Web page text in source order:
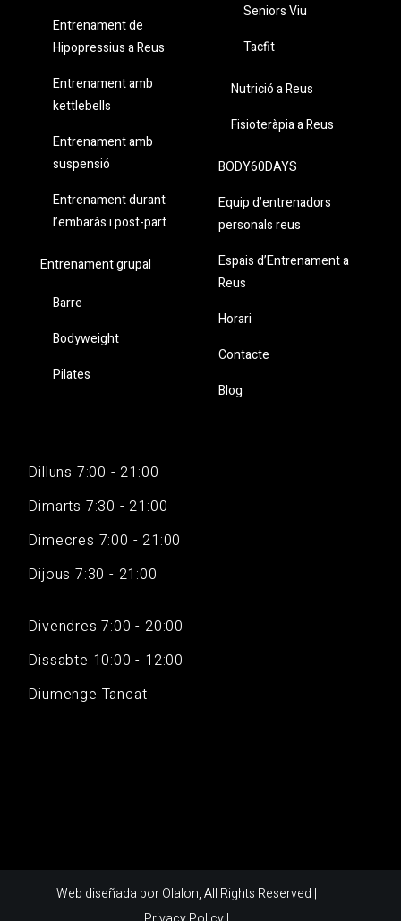
Entrenament de
Hipopressius a Reus
Entrenament amb
kettlebells
Entrenament amb
suspensió
Entrenament durant
l’embaràs i post-part
Entrenament grupal
Barre
Bodyweight
Pilates
Seniors Viu
Tacfit
Nutrició a Reus
Fisioteràpia a Reus
BODY60DAYS
Equip d’entrenadors
personals reus
Espais d’Entrenament a
Reus
Horari
Contacte
Blog
Dilluns 7:00 - 21:00
Dimarts 7:30 - 21:00
Dimecres 7:00 - 21:00
Dijous 7:30 - 21:00
Divendres 7:00 - 20:00
Dissabte 10:00 - 12:00
Diumenge Tancat
Web diseñada porOlalon, All Rights Reserved |